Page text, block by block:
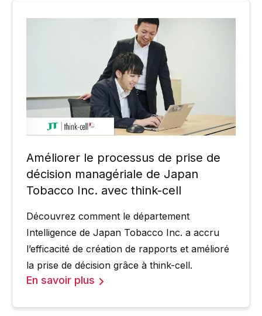
Améliorer le processus de prise de
décision managériale de Japan
Tobacco Inc. avec think-cell
Découvrez comment le département
Intelligence de Japan Tobacco Inc. a accru
l’efficacité de création de rapports et amélioré
la prise de décision grâce à think-cell.
En savoir plus